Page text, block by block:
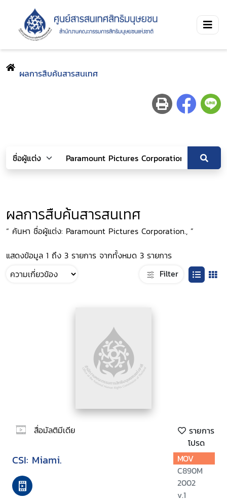
ผลการสืบค้นสารสนเทศ
ผลการสืบค้นสารสนเทศ
“ ค้นหา ชื่อผู้แต่ง: Paramount Pictures Corporation., ”
แสดงข้อมูล 1 ถึง 3 รายการ จากทั้งหมด 3 รายการ
Filter
สื่อมัลติมีเดีย
รายการ
โปรด
CSI: Miami.
MOV
C890M
2002
v.1